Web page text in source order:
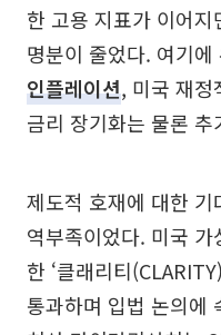
한 고용 지표가 이어
명분이 줄었다. 여기
인플레이션, 미국 재정
금리 장기화는 물론
제도적 호재에 대한
역부족이었다. 미국
한 ‘클래리티
통과하며 입법 논의에